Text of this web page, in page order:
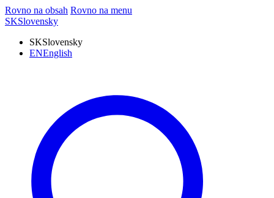
Rovno na obsah Rovno na menu
SKSlovensky
SKSlovensky
ENEnglish